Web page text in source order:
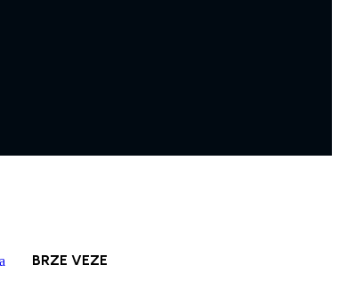
BRZE VEZE